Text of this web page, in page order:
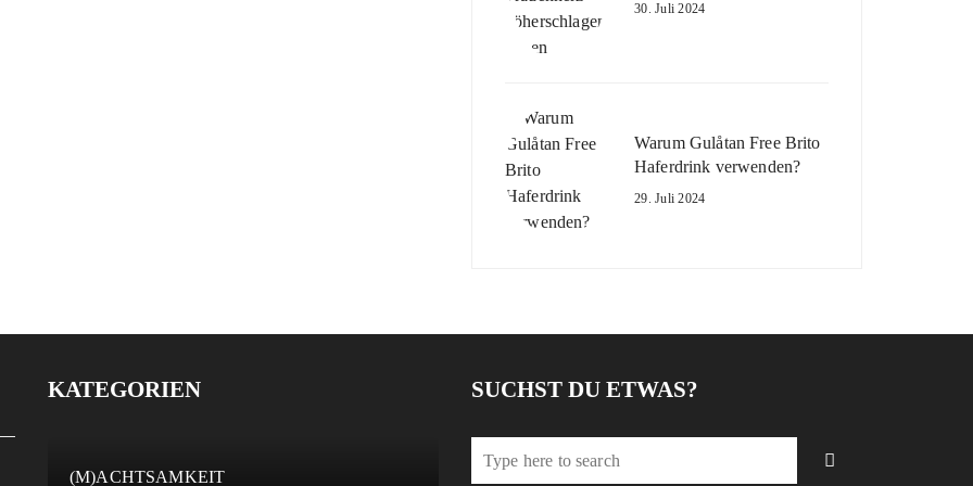
30. Juli 2024
Warum Gulåtan Free Brito
Haferdrink verwenden?
29. Juli 2024
KATEGORIEN
(M)ACHTSAMKEIT
SUCHST DU ETWAS?